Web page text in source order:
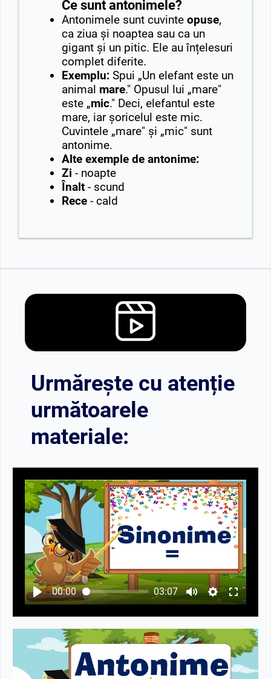
Ce sunt antonimele?
Antonimele sunt cuvinte opuse,
ca ziua și noaptea sau ca un
gigant și un pitic. Ele au înțelesuri
complet diferite.
Exemplu: Spui „Un elefant este un
animal mare." Opusul lui „mare"
este „mic." Deci, elefantul este
mare, iar șoricelul este mic.
Cuvintele „mare" și „mic" sunt
antonime.
Alte exemple de antonime:
Zi - noapte
Înalt - scund
Rece - cald
Urmărește cu atenție
următoarele
materiale:
00:00 03:07